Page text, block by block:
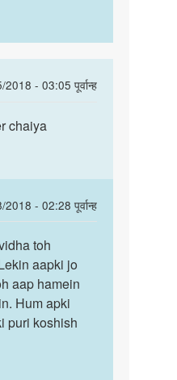
- 03:05 पूर्वान्ह
chaiya
2018 - 02:28 पूर्वान्ह
toh
aapki jo
aap hamein
Hum apki
puri koshish